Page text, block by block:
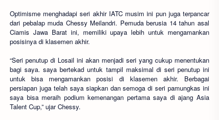
Optimisme menghadapi seri akhir IATC musim ini pun juga terpancar
dari pebalap muda Chessy Meilandri. Pemuda berusia 14 tahun asal
Ciamis Jawa Barat ini, memiliki upaya lebih untuk mengamankan
posisinya di klasemen akhir.
“Seri penutup di Losail ini akan menjadi seri yang cukup menentukan
bagi saya. saya bertekad untuk tampil maksimal di seri penutup ini
untuk bisa mengamankan posisi di klasemen akhir. Berbagai
persiapan juga telah saya siapkan dan semoga di seri pamungkas ini
saya bisa meraih podium kemenangan pertama saya di ajang Asia
Talent Cup,” ujar Chessy.